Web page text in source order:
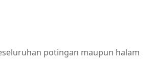
potingan maupun halam